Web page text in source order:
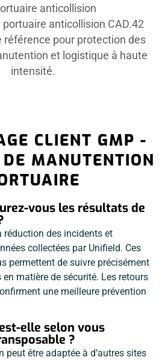
anticollision
anticollision CAD.42
référence pour protection des
et logistique à haute
intensité.
CLIENT GMP -
MANUTENTION
vous les résultats de
réduction des incidents et
collectées par Unifield. Ces
permettent de suivre précisément
matière de sécurité. Les retours
une meilleure prévention
elle selon vous
?
peut être adaptée à d’autres sites